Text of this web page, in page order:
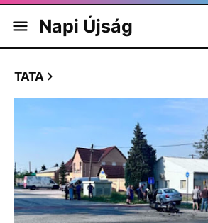
Napi Újság
TATA